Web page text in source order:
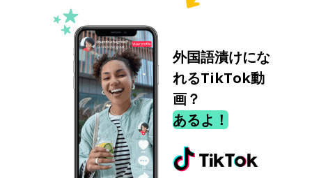
外国語漬けにな
れるTikTok動
画？
あるよ！